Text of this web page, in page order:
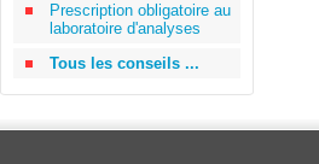
Prescription obligatoire au
laboratoire d'analyses
Tous les conseils ...